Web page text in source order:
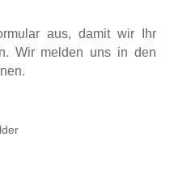
aus, damit wir Ihr
Wir melden uns in den